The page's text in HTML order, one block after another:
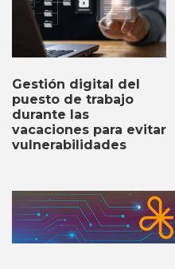
Gestión digital del
puesto de trabajo
durante las
vacaciones para evitar
vulnerabilidades